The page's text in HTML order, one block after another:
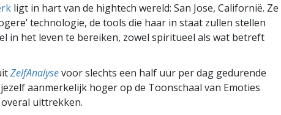
ligt in hart van de hightech wereld: San Jose, Californië. Ze
technologie, de tools die haar in staat zullen stellen
in het leven te bereiken, zowel spiritueel als wat betreft
ZelfAnalysevoor slechts een half uur per dag gedurende
aanmerkelijk hoger op de Toonschaal van Emoties
uittrekken.